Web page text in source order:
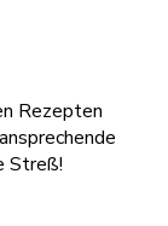
Rezepten
Streß!